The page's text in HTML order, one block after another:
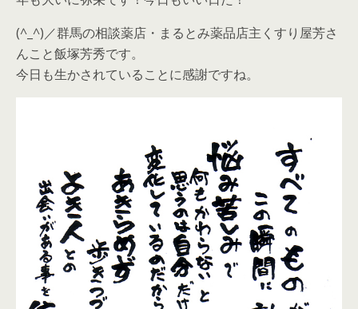
(^_^)／群馬の相談薬店・まるとみ薬品店主くすり屋芳さ
んこと飯塚芳秀です。
今日も生かされていることに感謝ですね。